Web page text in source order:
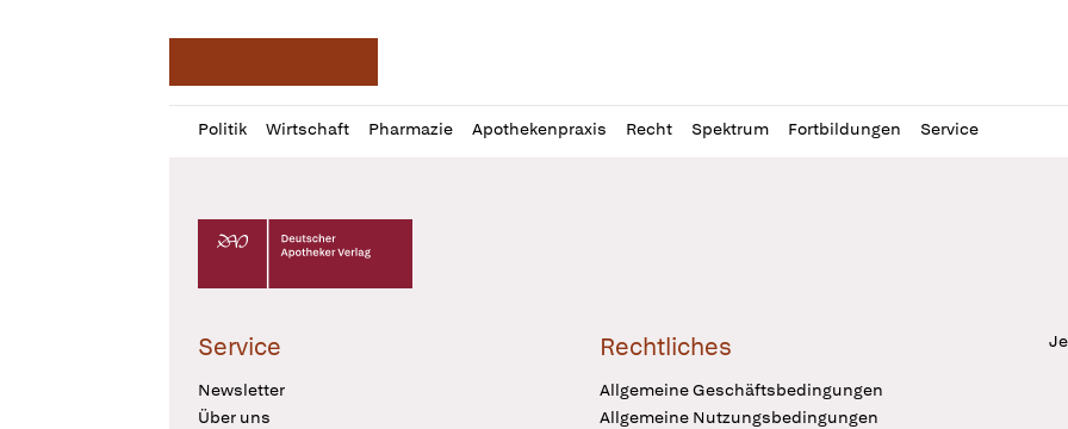
Politik Wirtschaft Pharmazie Apothekenpraxis Recht Spektrum Fortbildungen Service
Profil
öffnen
Daz
Pur
Deutscher Apotheker Verlag Logo
Service
Newsletter
Über uns
Rechtliches
Allgemeine Geschäftsbedingungen
Allgemeine Nutzungsbedingungen